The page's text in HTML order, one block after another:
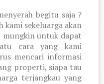
begitu saja ?
kami sekeluarga akan
mungkin untuk dapat
cara yang kami
mencari informasi
properti, siapa tau
terjangkau yang